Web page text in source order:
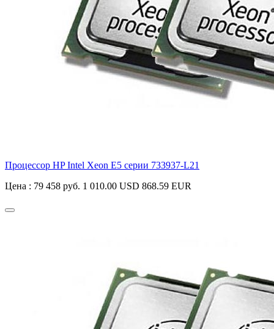
Процессор HP Intel Xeon E5 серии 733937-L21
Цена : 79 458 руб. 1 010.00 USD 868.59 EUR